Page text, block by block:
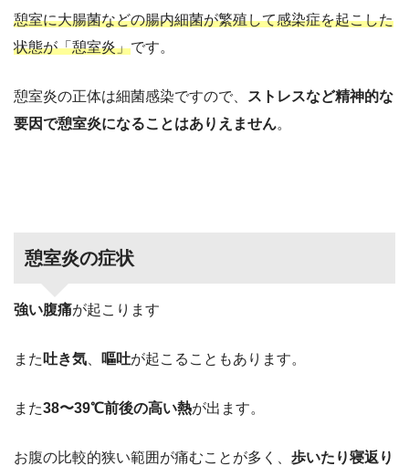
憩室に大腸菌などの腸内細菌が繁殖して感染症を起こした
状態が「憩室炎」です。
憩室炎の正体は細菌感染ですので、
ストレスなど精神的な
要因で憩室炎になることはありえません。
憩室炎の症状
強い腹痛が起こります
また 吐き気 嘔吐が起こることもあります。
また38〜39℃前後の高い熱が出ます。
お腹の比較的狭い範囲が痛むことが多く、 歩いたり寝返り